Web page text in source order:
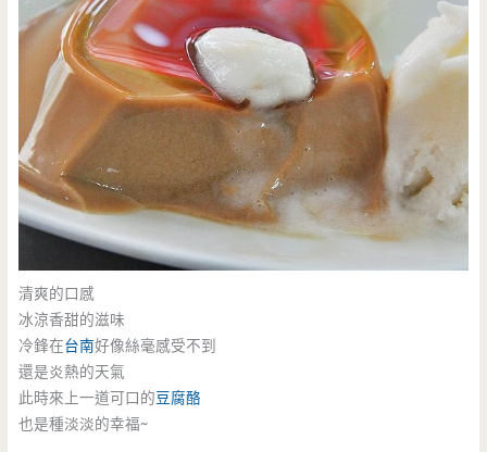
清爽的口感
冰涼香甜的滋味
冷鋒在台南好像絲毫感受不到
還是炎熱的天氣
此時來上一道可口的豆腐酪
也是種淡淡的幸福~